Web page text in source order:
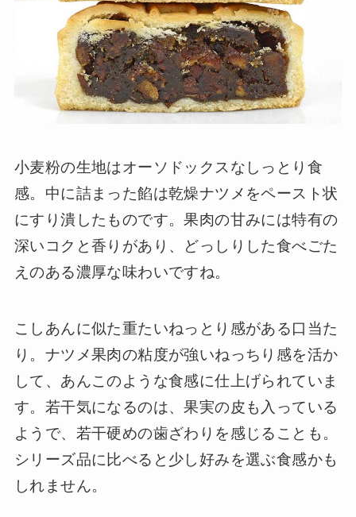
小麦粉の生地はオーソドックスなしっとり食
感。中に詰まった餡は乾燥ナツメをペースト状
にすり潰したものです。果肉の甘みには特有の
深いコクと香りがあり、どっしりした食べごた
えのある濃厚な味わいですね。
こしあんに似た重たいねっとり感がある口当た
り。ナツメ果肉の粘度が強いねっちり感を活か
して、あんこのような食感に仕上げられていま
す。若干気になるのは、果実の皮も入っている
ようで、若干硬めの歯ざわりを感じることも。
シリーズ品に比べると少し好みを選ぶ食感かも
しれません。